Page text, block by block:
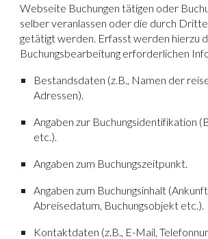
Webseite Buchungen tätigen oder
selber veranlassen oder die durch
getätigt werden. Erfasst werden hierzu
Buchungsbearbeitung erforderlichen
Bestandsdaten (z.B., Namen der
Adressen).
Angaben zur Buchungsidentifikation
etc.).
Angaben zum Buchungszeitpunkt.
Angaben zum Buchungsinhalt
Abreisedatum, Buchungsobjekt etc.).
Kontaktdaten (z.B., E-Mail,